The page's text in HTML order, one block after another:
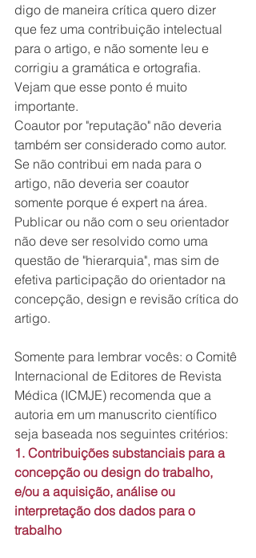
digo de maneira crítica quero dizer
que fez uma contribuição intelectual
para o artigo, e não somente leu e
corrigiu a gramática e ortografia.
Vejam que esse ponto é muito
importante.
Coautor por "reputação" não deveria
também ser considerado como autor.
Se não contribui em nada para o
artigo, não deveria ser coautor
somente porque é expert na área.
Publicar ou não com o seu orientador
não deve ser resolvido como uma
questão de "hierarquia", mas sim de
efetiva participação do orientador na
concepção, design e revisão crítica do
artigo.
Somente para lembrar vocês: o Comitê
Internacional de Editores de Revista
Médica (ICMJE) recomenda que a
autoria em um manuscrito científico
seja baseada nos seguintes critérios:
1. Contribuições substanciais para a
concepção ou design do trabalho,
e/ou a aquisição, análise ou
interpretação dos dados para o
trabalho